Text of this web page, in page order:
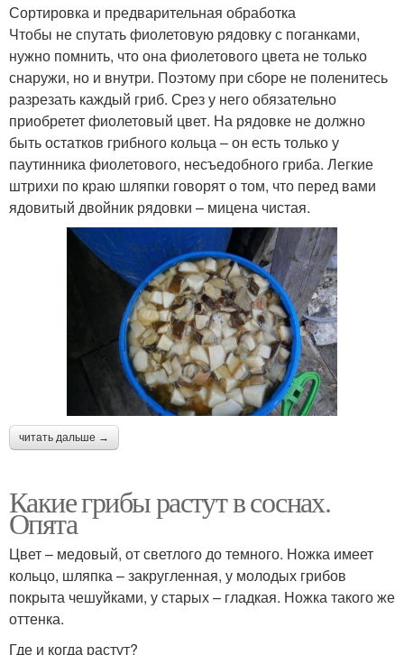
Сортировка и предварительная обработка
Чтобы не спутать фиолетовую рядовку с поганками,
нужно помнить, что она фиолетового цвета не только
снаружи, но и внутри. Поэтому при сборе не поленитесь
разрезать каждый гриб. Срез у него обязательно
приобретет фиолетовый цвет. На рядовке не должно
быть остатков грибного кольца – он есть только у
паутинника фиолетового, несъедобного гриба. Легкие
штрихи по краю шляпки говорят о том, что перед вами
ядовитый двойник рядовки – мицена чистая.
читать дальше →
Какие грибы растут в соснах.
Опята
Цвет – медовый, от светлого до темного. Ножка имеет
кольцо, шляпка – закругленная, у молодых грибов
покрыта чешуйками, у старых – гладкая. Ножка такого же
оттенка.
Где и когда растут?